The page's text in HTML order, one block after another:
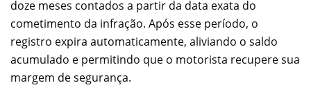
doze meses contados a partir da data exata do
cometimento da infração. Após esse período, o
registro expira automaticamente, aliviando o saldo
acumulado e permitindo que o motorista recupere sua
margem de segurança.